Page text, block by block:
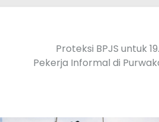
Proteksi BPJS untuk
Pekerja Informal di